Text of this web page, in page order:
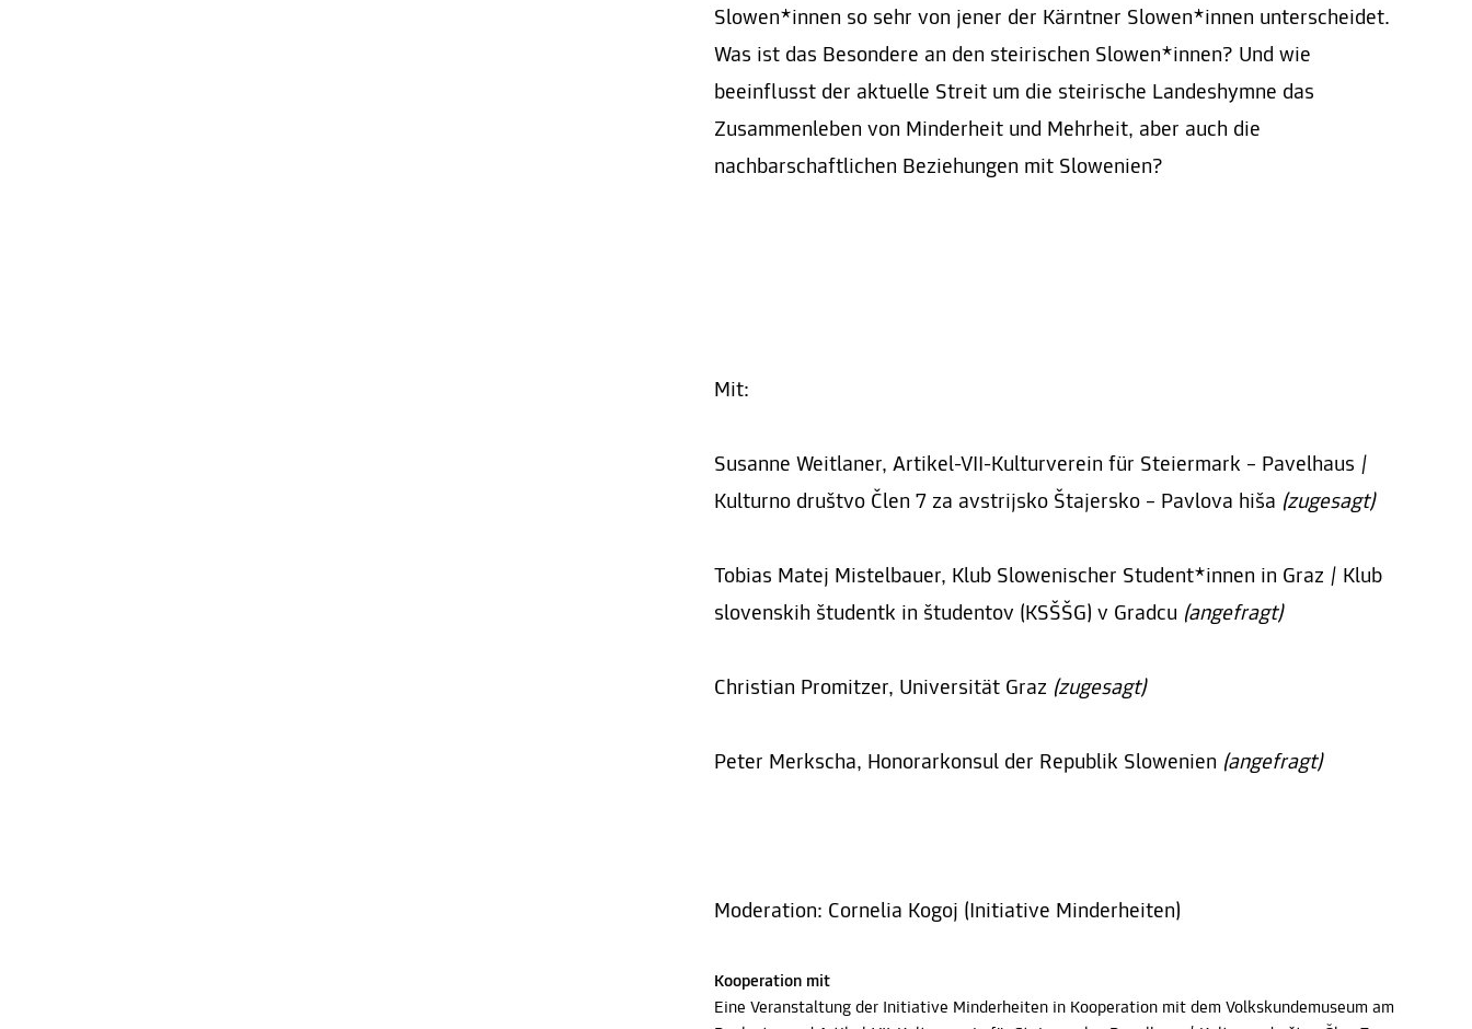
Slowen*innen so sehr von jener der Kärntner Slowen*innen unterscheidet.
Was ist das Besondere an den steirischen Slowen*innen? Und wie
beeinflusst der aktuelle Streit um die steirische Landeshymne das
Zusammenleben von Minderheit und Mehrheit, aber auch die
nachbarschaftlichen Beziehungen mit Slowenien?
Mit:
Susanne Weitlaner, Artikel-VII-Kulturverein für Steiermark – Pavelhaus /
Kulturno društvo Člen 7 za avstrijsko Štajersko – Pavlova hiša (zugesagt)
Tobias Matej Mistelbauer, Klub Slowenischer Student*innen in Graz / Klub
slovenskih študentk in študentov (KSŠŠG) v Gradcu (angefragt)
Christian Promitzer, Universität Graz (zugesagt)
Peter Merkscha, Honorarkonsul der Republik Slowenien (angefragt)
Moderation: Cornelia Kogoj (Initiative Minderheiten)
Kooperation mit
Eine Veranstaltung der Initiative Minderheiten in Kooperation mit dem Volkskundemuseum am